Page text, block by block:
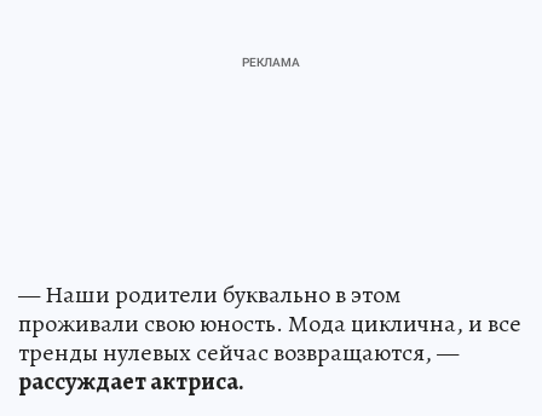
— Наши родители буквально в этом
проживали свою юность. Мода циклична, и все
тренды нулевых сейчас возвращаются, —
рассуждает актриса.